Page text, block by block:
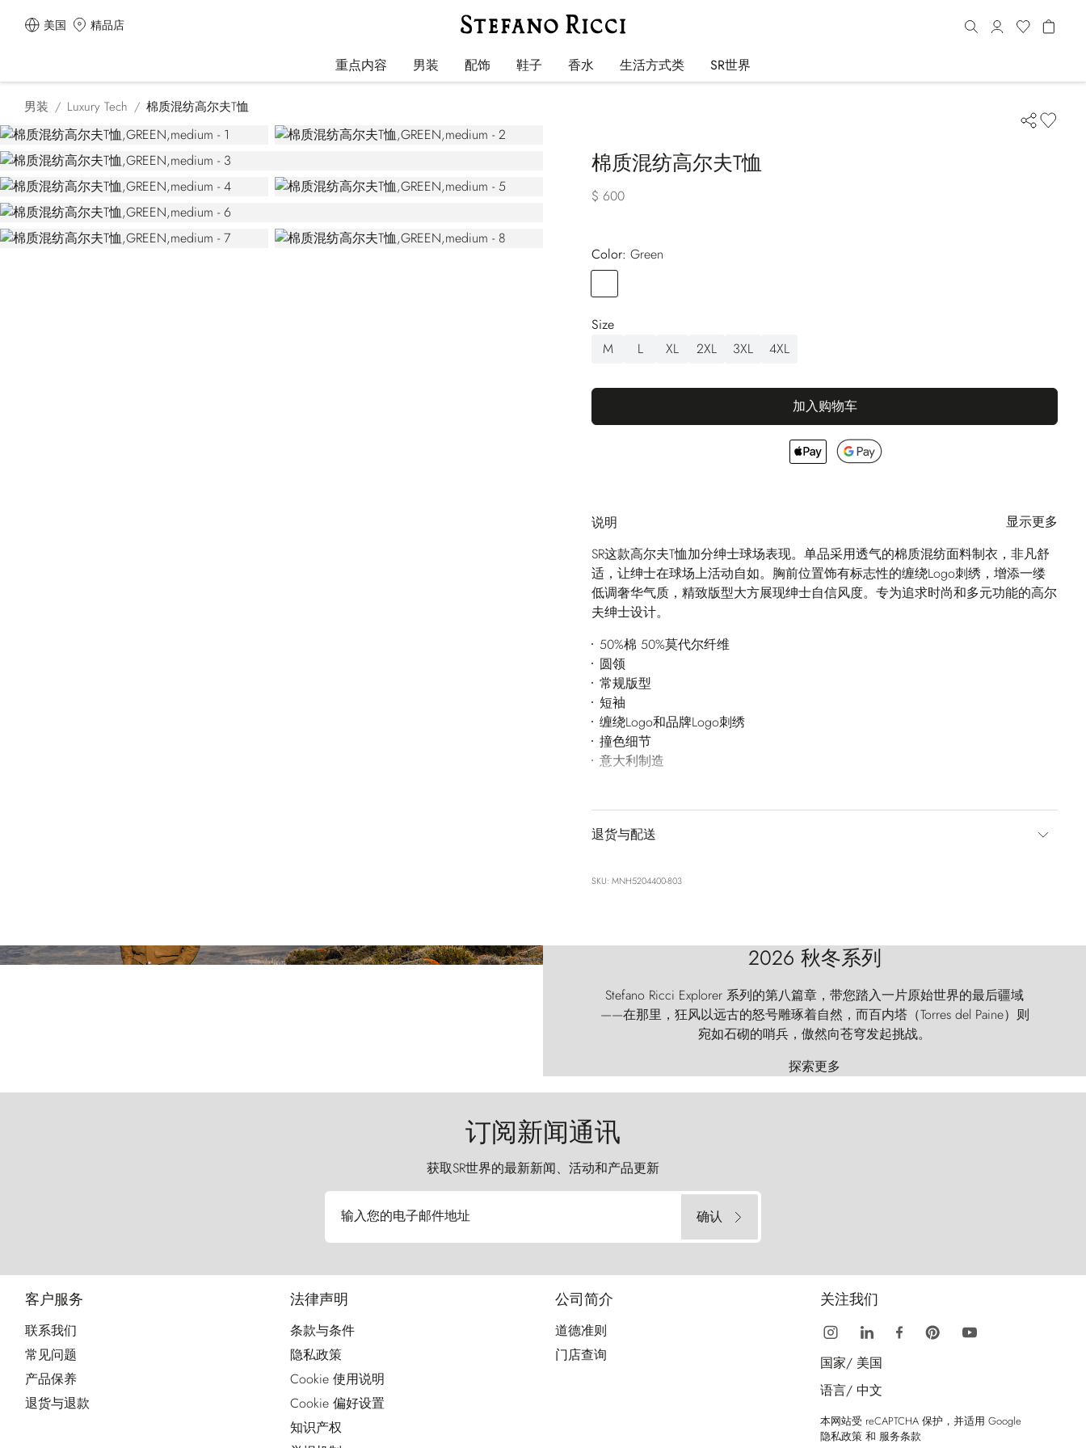
美国 精品店
重点内容 男装 配饰 鞋子 香水 生活方式类 SR世界
男装 Luxury Tech 棉质混纺高尔夫T恤
棉质混纺高尔夫T恤
$ 600
Color:
green
Size
M
L XL 2XL 3XL 4XL
加入购物车
说明
显示更多
SR这款高尔夫T恤加分绅士球场表现。单品采用透气的棉质混纺面料制衣，非凡舒
适，让绅士在球场上活动自如。胸前位置饰有标志性的缠绕Logo刺绣，增添一缕
低调奢华气质，精致版型大方展现绅士自信风度。专为追求时尚和多元功能的高尔
夫绅士设计。
50%棉 50%莫代尔纤维
圆领
常规版型
短袖
缠绕Logo和品牌Logo刺绣
撞色细节
意大利制造
退货与配送
SKU: MNH5204400-803
2026 秋冬系列
Stefano Ricci Explorer 系列的第八篇章，带您踏入一片原始世界的最后疆域
——在那里，狂风以远古的怒号雕琢着自然，而百内塔（Torres del Paine）则
宛如石砌的哨兵，傲然向苍穹发起挑战。
探索更多
订阅新闻通讯
获取SR世界的最新新闻、活动和产品更新
输入您的电子邮件地址 确认
客户服务
联系我们
常见问题
产品保养
退货与退款
法律声明
条款与条件
隐私政策
Cookie 使用说明
Cookie 偏好设置
知识产权
公司简介
道德准则
门店查询
关注我们
国家/ 美国
语言/ 中文
本网站受 reCAPTCHA 保护，并适用 Google
隐私政策 和 服务条款